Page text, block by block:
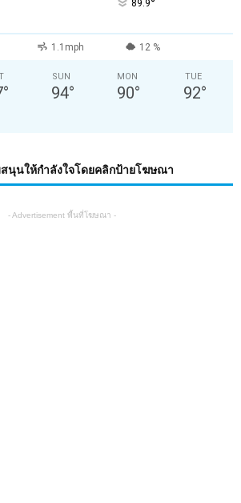
89.9°
1.1mph 12 %
°
SUN
94°
MON
90°
TUE
92°
นุนให้กำลังใจโดยคลิกป้ายโฆษณา
- Advertisement พื้นที่โฆษณา -